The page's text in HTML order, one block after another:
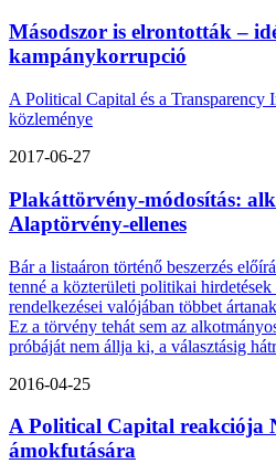
Másodszor is elrontották –
kampánykorrupció
A Political Capital és a Transparency
közleménye
2017-06-27
Plakáttörvény-módosítás:
Alaptörvény-ellenes
Bár a listaáron történő beszerzés
tenné a közterületi politikai
rendelkezései valójában többet
Ez a törvény tehát sem az
próbáját nem állja ki, a választásig
2016-04-25
A Political Capital reakciója
ámokfutására